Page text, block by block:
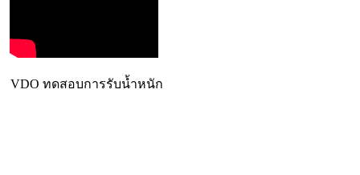
VDO ทดสอบการรับน้ำหนัก